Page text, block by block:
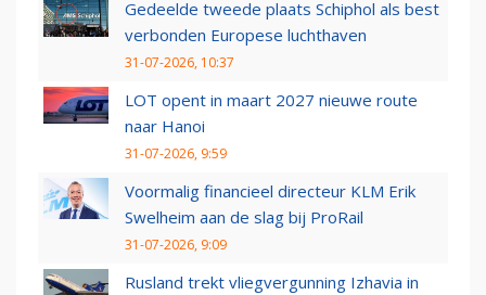
Gedeelde tweede plaats Schiphol als best
verbonden Europese luchthaven
31-07-2026, 10:37
LOT opent in maart 2027 nieuwe route
naar Hanoi
31-07-2026, 9:59
Voormalig financieel directeur KLM Erik
Swelheim aan de slag bij ProRail
31-07-2026, 9:09
Rusland trekt vliegvergunning Izhavia in